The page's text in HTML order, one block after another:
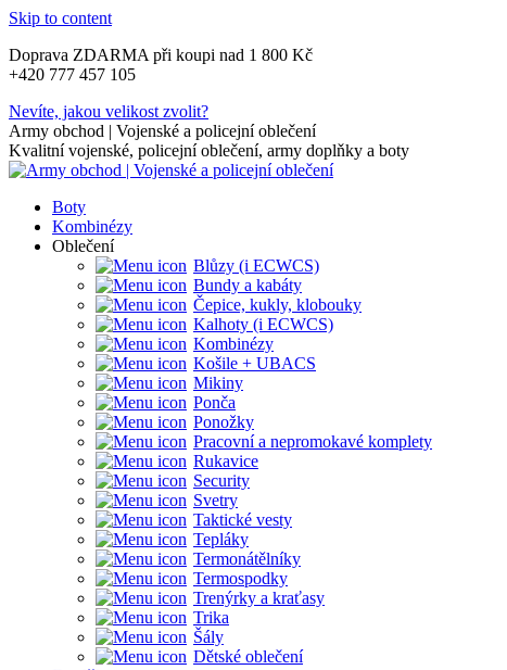
Skip to content
Doprava ZDARMA při koupi nad 1 800 Kč
+420 777 457 105
Nevíte, jakou velikost zvolit?
Army obchod | Vojenské a policejní oblečení
Kvalitní vojenské, policejní oblečení, army doplňky a boty
Boty
Kombinézy
Oblečení
Blůzy (i ECWCS)
Bundy a kabáty
Čepice, kukly, klobouky
Kalhoty (i ECWCS)
Kombinézy
Košile + UBACS
Mikiny
Ponča
Ponožky
Pracovní a nepromokavé komplety
Rukavice
Security
Svetry
Taktické vesty
Tepláky
Termonátělníky
Termospodky
Trenýrky a kraťasy
Trika
Šály
Dětské oblečení